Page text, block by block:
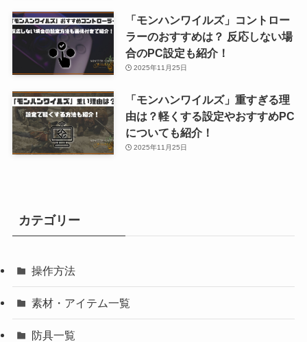
「モンハンワイルズ」コントロー
ラーのおすすめは？ 反応しない場
合のPC設定も紹介！
2025年11月25日
「モンハンワイルズ」重すぎる理
由は？軽くする設定やおすすめPC
についても紹介！
2025年11月25日
カテゴリー
操作方法
素材・アイテム一覧
防具一覧